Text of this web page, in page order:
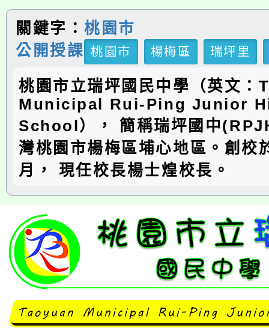
關鍵字：桃園市
公開授課 桃園市 楊梅區 瑞坪里
桃園市立瑞坪國民中學（英文：
Municipal Rui-Ping Junior
School）， 簡稱瑞坪國中
灣桃園市楊梅區埔心地區。創校
月， 現任校長楊士煌校長。